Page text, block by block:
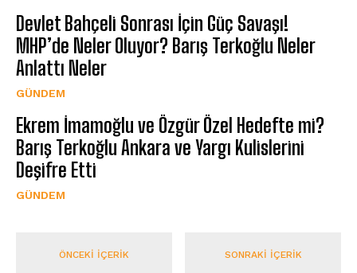
Devlet Bahçeli Sonrası İçin Güç Savaşı!
MHP’de Neler Oluyor? Barış Terkoğlu Neler
Anlattı Neler
GÜNDEM
Ekrem İmamoğlu ve Özgür Özel Hedefte mi?
Barış Terkoğlu Ankara ve Yargı Kulislerini
Deşifre Etti
GÜNDEM
ÖNCEKI İÇERIK SONRAKI İÇERIK